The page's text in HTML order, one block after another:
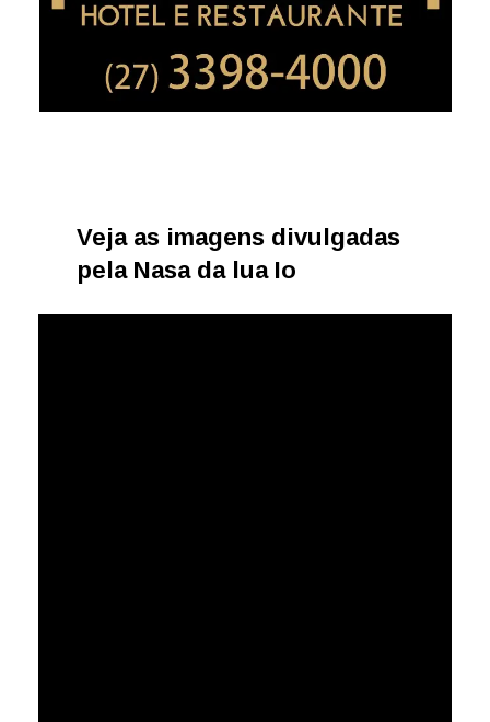
Veja as imagens divulgadas
pela Nasa da lua Io